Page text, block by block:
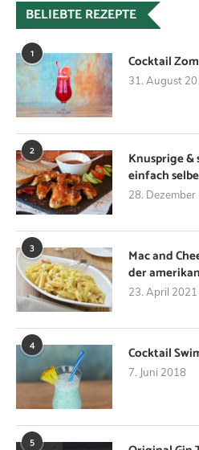
BELIEBTE REZEPTE
1 Cocktail
31. August
2
Knusprige &
einfach
28. Dezember
3
Mac and
der
23. April 2021
4 Cocktail
7. Juni 2018
5